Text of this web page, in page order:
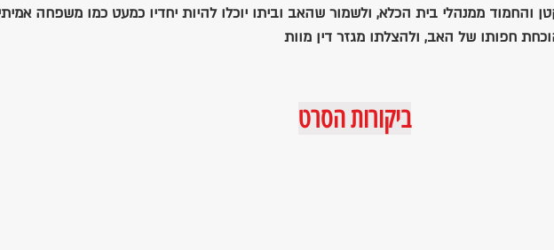
והחמוד ממנהלי בית הכלא, ולשמור שהאב וביתו יוכלו להיות יחדיו כמעט כמו משפחה
חפותו של האב, ולהצלתו מגזר דין מוות
ביקורות הסרט